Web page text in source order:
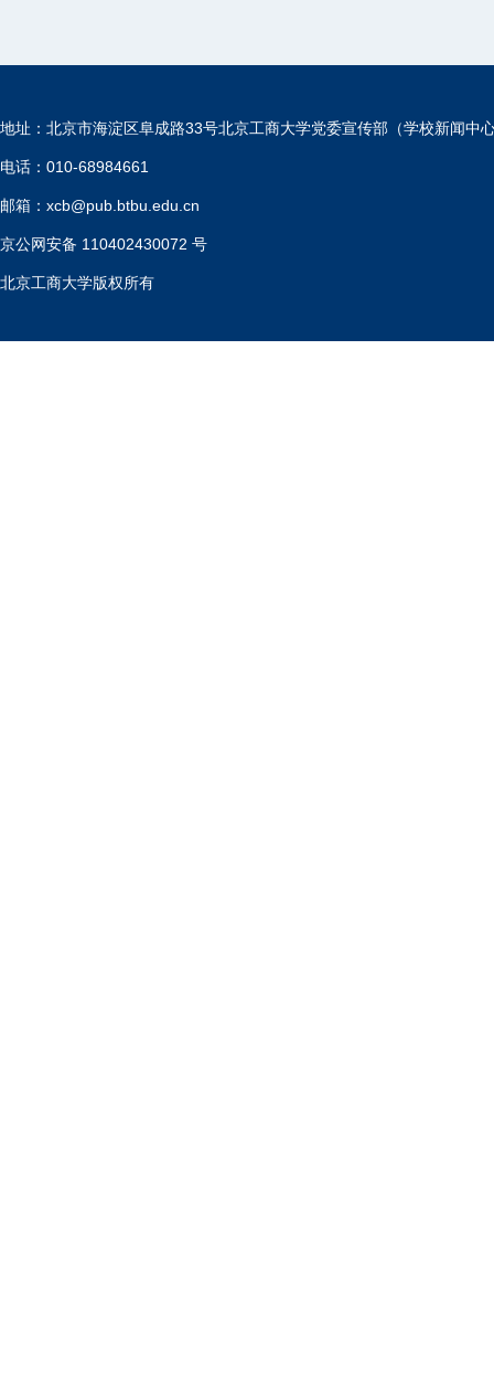
地址：北京市海淀区阜成路33号北京工商大学党委宣传部（学校新闻中
电话：010-68984661
邮箱：xcb@pub.btbu.edu.cn
京公网安备 110402430072 号
北京工商大学版权所有